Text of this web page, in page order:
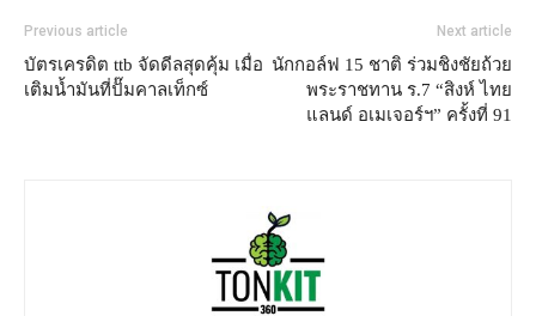
Previous article
บัตรเครดิต ttb จัดดีลสุดคุ้ม เมื่อ
เติมน้ำมันที่ปั๊มคาลเท็กซ์
Next article
นักกอล์ฟ 15 ชาติ ร่วมชิงชัยถ้วย
พระราชทาน ร.7 “สิงห์ ไทย
แลนด์ อเมเจอร์ฯ” ครั้งที่ 91